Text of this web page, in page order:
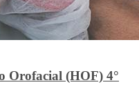
Orofacial (HOF) 4°